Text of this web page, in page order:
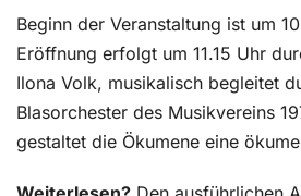
Beginn der Veranstaltung ist um
Eröffnung erfolgt um 11.15 Uhr
Ilona Volk, musikalisch begleitet
Blasorchester des Musikvereins
gestaltet die Ökumene eine